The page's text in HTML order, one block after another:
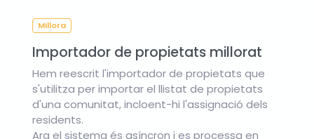
Millora
Importador de propietats millorat
Hem reescrit l'importador de propietats que
s'utilitza per importar el llistat de propietats
d'una comunitat, incloent-hi l'assignació dels
residents.
Ara el sistema és asíncron i es processa en